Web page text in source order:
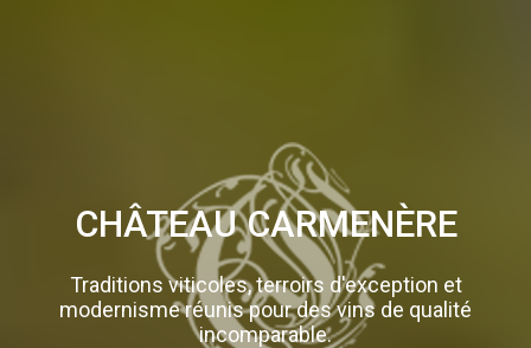
CHÂTEAU CARMENÈRE
Traditions viticoles, terroirs d'exception et
modernisme réunis pour des vins de qualité
incomparable.